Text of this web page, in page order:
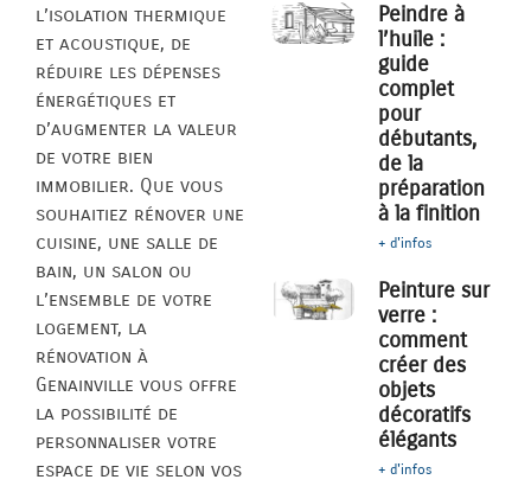
l’isolation thermique
et acoustique, de
réduire les dépenses
énergétiques et
d’augmenter la valeur
de votre bien
immobilier. Que vous
souhaitiez rénover une
cuisine, une salle de
bain, un salon ou
l’ensemble de votre
logement, la
rénovation à
Genainville vous offre
la possibilité de
personnaliser votre
espace de vie selon vos
Peindre à
l’huile :
guide
complet
pour
débutants,
de la
préparation
à la finition
+ d'infos
Peinture sur
verre :
comment
créer des
objets
décoratifs
élégants
+ d'infos